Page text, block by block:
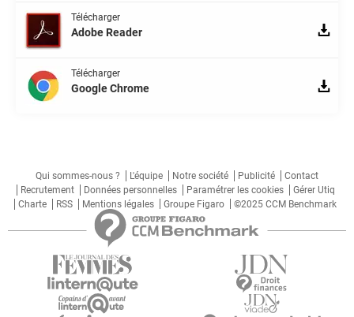
Télécharger
Adobe Reader
Télécharger
Google Chrome
Qui sommes-nous ? L'équipe Notre société Publicité
Contact
Recrutement
Données personnelles Paramétrer les cookies
Gérer Utiq
Charte
RSS Mentions légales Groupe Figaro ©2025 CCM Benchmark